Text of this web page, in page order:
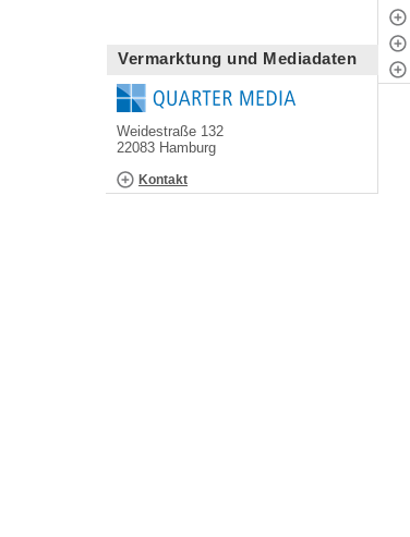
Vermarktung und Mediadaten
Weidestraße 132
22083 Hamburg
Kontakt